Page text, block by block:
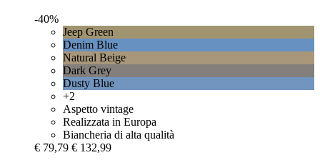
-40%
Jeep Green
Denim Blue
Natural Beige
Dark Grey
Dusty Blue
+2
Aspetto vintage
Realizzata in Europa
Biancheria di alta qualità
€ 79,79 € 132,99